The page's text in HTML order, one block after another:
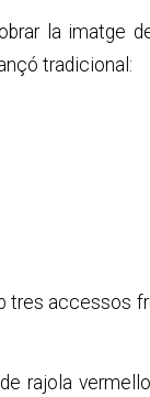
la imatge
tradicional:
tres accessos
rajola